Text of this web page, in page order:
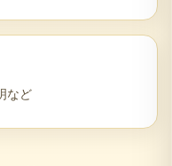
など